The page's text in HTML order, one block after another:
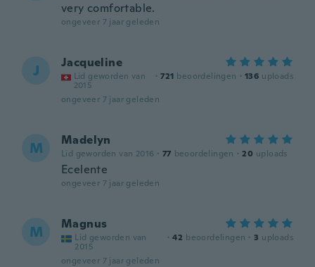
very comfortable.
ongeveer 7 jaar geleden
J Jacqueline
Lid geworden van
2015
· 721 beoordelingen · 136 uploads
ongeveer 7 jaar geleden
M Madelyn
Lid geworden van 2016 · 77 beoordelingen · 20 uploads
Ecelente
ongeveer 7 jaar geleden
M Magnus
Lid geworden van
2015
· 42 beoordelingen · 3 uploads
ongeveer 7 jaar geleden